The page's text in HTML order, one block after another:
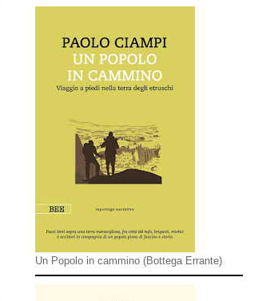
Un Popolo in cammino (Bottega Errante)